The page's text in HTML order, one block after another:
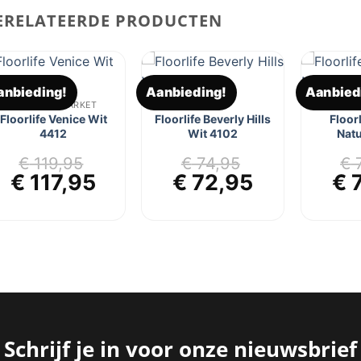
PRODUCTEN
Toevoegen
aan
verlanglijst
FLOORLIFE PARKET
Floorlife Venice Wit
4412
€119,95
Oorspronkelijke
€ 117,95 Huidige
Aanbieding!Toevoegen
verlanglijst
PARKET
Floorlife Beverly Hills
Wit 4102
€74,95
Oorspronkelijke
prijs
€ 72,95 Huidige
€
€
Schrijf je in voor onze nieuwsbrief